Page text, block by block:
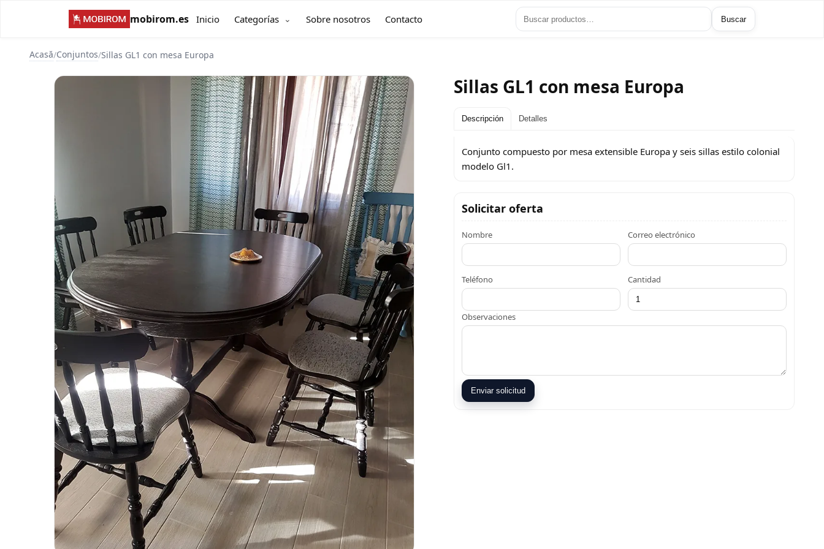
mobirom.es Inicio Categorías Sobre nosotros Contacto Buscar
Acasă/Conjuntos/Sillas GL1 con mesa Europa
Sillas GL1 con mesa Europa
Descripción Detalles
Conjunto compuesto por mesa extensible Europa y seis sillas estilo colonial
modelo Gl1.
Solicitar oferta
Nombre Correo electrónico
Teléfono Cantidad
Observaciones
Enviar solicitud